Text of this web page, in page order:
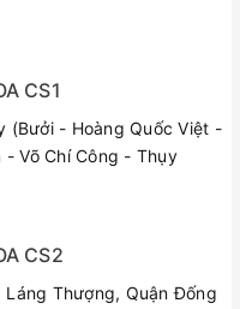
CS1
(Bưởi - Hoàng Quốc Việt -
- Võ Chí Công - Thụy
CS2
Thượng, Quận Đống